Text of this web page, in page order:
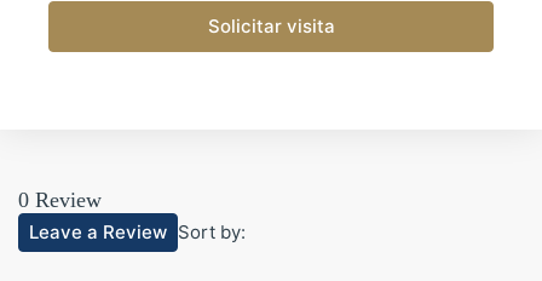
Solicitar visita
0 Review
Sort by:
Leave a Review